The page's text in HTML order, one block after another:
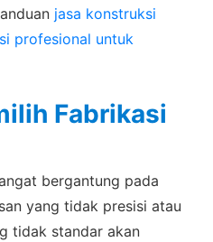
jasa konstruksi
profesional untuk
Fabrikasi
bergantung pada
yang tidak presisi atau
tidak standar akan